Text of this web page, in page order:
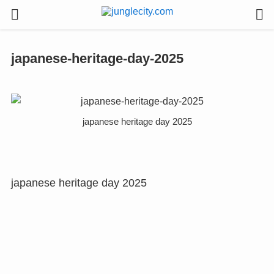
japanese-heritage-day-2025
japanese heritage day 2025
japanese heritage day 2025